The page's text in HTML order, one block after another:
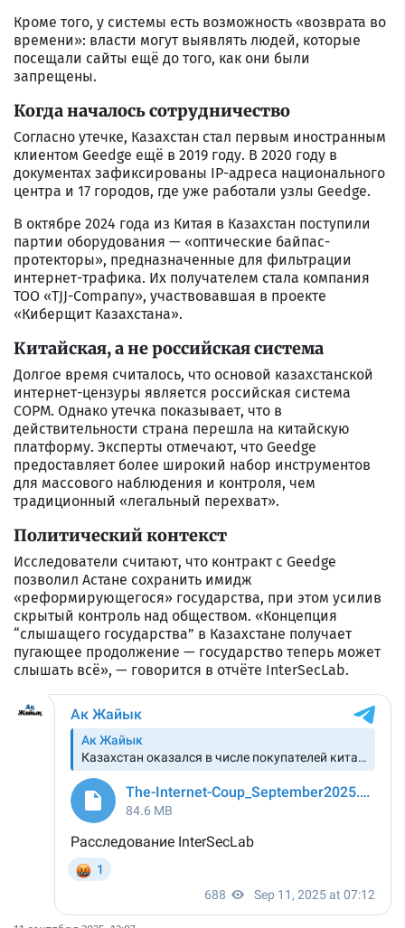
Кроме того, у системы есть возможность «возврата во
времени»: власти могут выявлять людей, которые
посещали сайты ещё до того, как они были
запрещены.
Когда началось сотрудничество
Согласно утечке, Казахстан стал первым иностранным
клиентом Geedge ещё в 2019 году. В 2020 году в
документах зафиксированы IP-адреса национального
центра и 17 городов, где уже работали узлы Geedge.
В октябре 2024 года из Китая в Казахстан поступили
партии оборудования — «оптические байпас-
протекторы», предназначенные для фильтрации
интернет-трафика. Их получателем стала компания
ТОО «TJJ-Company», участвовавшая в проекте
«Киберщит Казахстана».
Китайская, а не российская система
Долгое время считалось, что основой казахстанской
интернет-цензуры является российская система
СОРМ. Однако утечка показывает, что в
действительности страна перешла на китайскую
платформу. Эксперты отмечают, что Geedge
предоставляет более широкий набор инструментов
для массового наблюдения и контроля, чем
традиционный «легальный перехват».
Политический контекст
Исследователи считают, что контракт с Geedge
позволил Астане сохранить имидж
«реформирующегося» государства, при этом усилив
скрытый контроль над обществом. «Концепция
“слышащего государства” в Казахстане получает
пугающее продолжение — государство теперь может
слышать всё», — говорится в отчёте InterSecLab.